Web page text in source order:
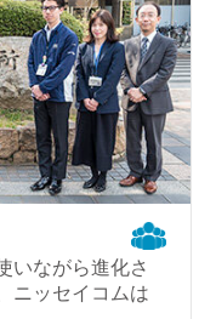
いながら進化さ
ニッセイコムは